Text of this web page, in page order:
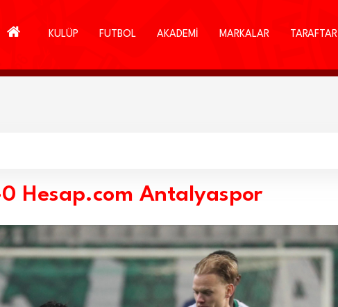
KULÜP FUTBOL AKADEMİ MARKALAR TARAFTAR
0 Hesap.com Antalyaspor